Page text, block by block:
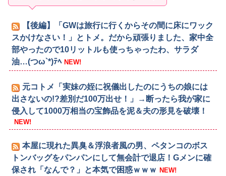
【後編】「GWは旅行に行くからその間に床にワック
スかけなさい！」とトメ。だから頑張りました、家中全
部やったので10リットルも使っちゃったわ、サラダ
油…(つω`*)ﾃﾍ NEW!
元コトメ「実妹の姪に祝儀出したのにうちの娘には
出さないの!?差別だ100万出せ！」→断ったら我が家に
侵入して1000万相当の宝飾品を泥＆夫の形見を破壊！
NEW!
本屋に現れた異臭＆浮浪者風の男、ペタンコのボス
トンバッグをパンパンにして無会計で退店！Gメンに確
保され「なんで？」と本気で困惑ｗｗｗ NEW!